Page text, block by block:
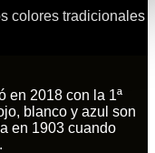
colores tradicionales
en 2018 con la 1ª
blanco y azul son
en 1903 cuando